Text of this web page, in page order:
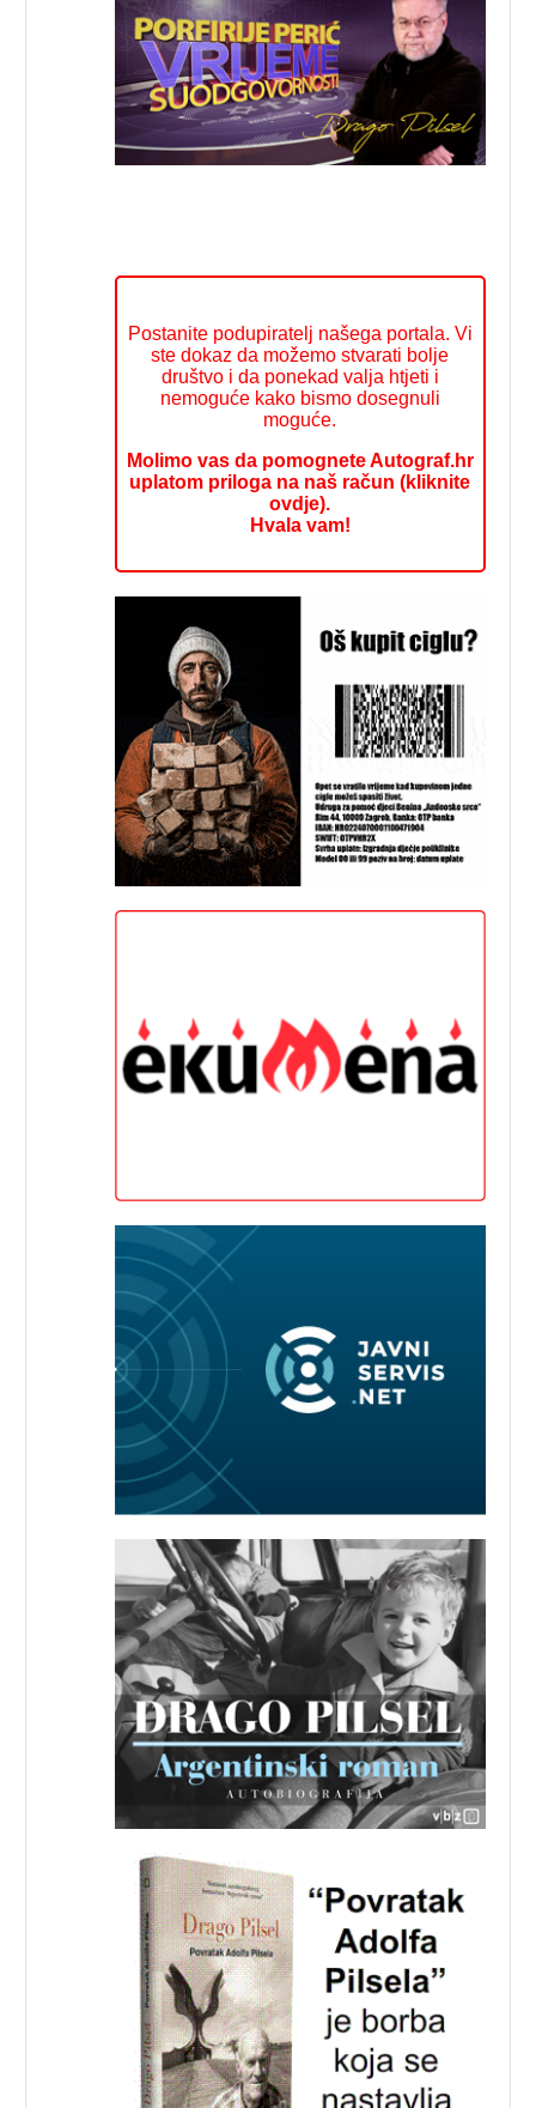
Postanite podupiratelj našega portala. Vi
ste dokaz da možemo stvarati bolje
društvo i da ponekad valja htjeti i
nemoguće kako bismo dosegnuli
moguće.
Molimo vas da pomognete Autograf.hr
uplatom priloga na naš račun (kliknite
ovdje).
Hvala vam!